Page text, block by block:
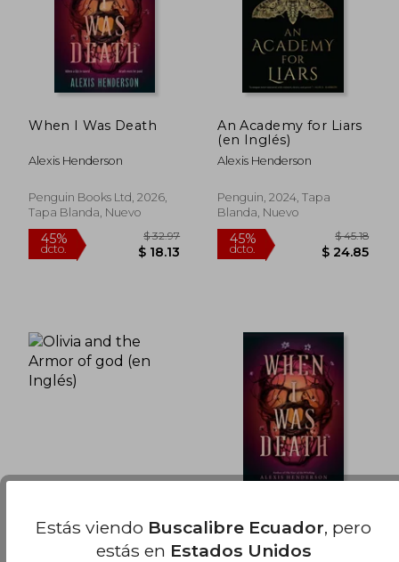
dcto.
45%
dcto.
When I Was Death
Alexis Henderson
Penguin Books Ltd, 2026,
Tapa Blanda, Nuevo
An Academy for Liars
(en Inglés)
Alexis Henderson
Penguin, 2024, Tapa
Blanda, Nuevo
of god (en Inglés)
Alexis Henderson
(en Inglés)
Alexis Henderson
Estás viendo Buscalibre Ecuador, pero
estás en Estados Unidos